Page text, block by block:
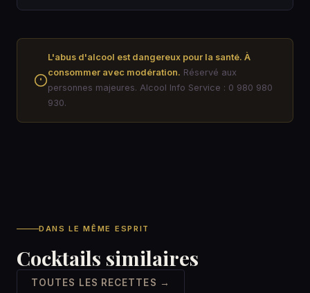
L'abus d'alcool est dangereux pour la santé. À
consommer avec modération. Réservé aux
personnes majeures. Alcool Info Service : 0 980 980
930.
DANS LE MÊME ESPRIT
Cocktails similaires
TOUTES LES RECETTES →